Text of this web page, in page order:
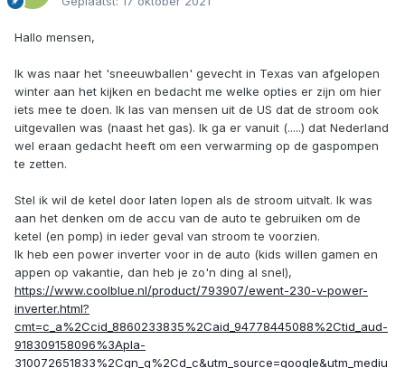
Hallo mensen,
Ik was naar het 'sneeuwballen' gevecht in Texas van afgelopen
winter aan het kijken en bedacht me welke opties er zijn om hier
iets mee te doen. Ik las van mensen uit de US dat de stroom ook
uitgevallen was (naast het gas). Ik ga er vanuit (.....) dat Nederland
wel eraan gedacht heeft om een verwarming op de gaspompen
te zetten.
Stel ik wil de ketel door laten lopen als de stroom uitvalt. Ik was
aan het denken om de accu van de auto te gebruiken om de
ketel (en pomp) in ieder geval van stroom te voorzien.
Ik heb een power inverter voor in de auto (kids willen gamen en
appen op vakantie, dan heb je zo'n ding al snel),
https://www.coolblue.nl/product/793907/ewent-230-v-power-
inverter.html?
cmt=c_a%2Ccid_8860233835%2Caid_94778445088%2Ctid_aud-
918309158096%3Apla-
310072651833%2Cgn_g%2Cd_c&utm_source=google&utm_mediu